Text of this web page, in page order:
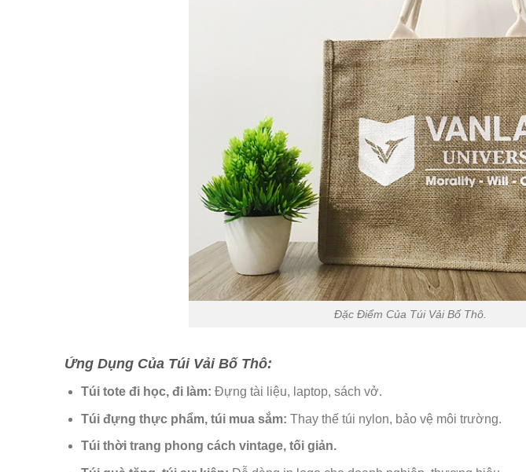
Đặc Điểm Của Túi Vải Bố Thô.
Ứng Dụng Của Túi Vải Bố Thô:
Túi tote đi học, đi làm: Đựng tài liệu, laptop, sách vở.
Túi đựng thực phẩm, túi mua sắm: Thay thế túi nylon, bảo vệ môi trường.
Túi thời trang phong cách vintage, tối giản.